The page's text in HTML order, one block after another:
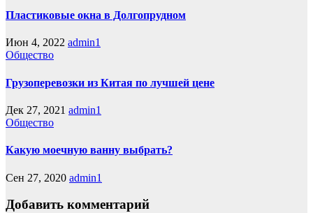
Пластиковые окна в Долгопрудном
Июн 4, 2022 admin1
Общество
Грузоперевозки из Китая по лучшей цене
Дек 27, 2021 admin1
Общество
Какую моечную ванну выбрать?
Сен 27, 2020 admin1
Добавить комментарий